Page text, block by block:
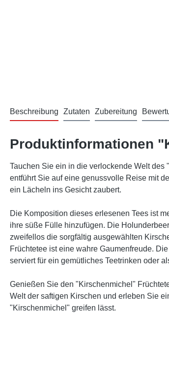
Beschreibung Zutaten Zubereitung
Produktinformationen
Tauchen Sie ein in die verlockende Welt
entführt Sie auf eine genussvolle Reise mit
ein Lächeln ins Gesicht zaubert.
Die Komposition dieses erlesenen Tees ist
ihre süße Fülle hinzufügen. Die
zweifellos die sorgfältig ausgewählten
Früchtetee ist eine wahre Gaumenfreude.
serviert für ein gemütliches Teetrinken oder
Genießen Sie den "Kirschenmichel"
Welt der saftigen Kirschen und erleben Sie
"Kirschenmichel" greifen lässt.